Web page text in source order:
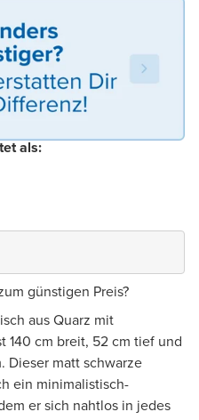
als:
günstigen Preis?
aus Quarz mit
140 cm breit, 52 cm tief und
Dieser matt schwarze
ein minimalistisch-
er sich nahtlos in jedes